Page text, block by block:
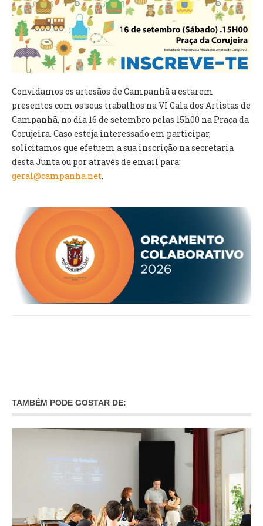
VÍDEOS
AUTARQUIA
CONSTITUIÇÃO
PRESIDENTE
EXECUTIVO E PELOUROS
ASSEMBLEIA DE FREGUESIA
GRAVAÇÕES DAS REUNIÕES PÚBLICAS DO EXECUTIVO
DOCUMENTOS
EDITAIS
REGULAMENTOS E TAXAS
PLANO E ORÇAMENTO
RELATÓRIO E CONTAS
INVENTÁRIO
RECRUTAMENTO PESSOAL
CÓDIGO DE CONDUTA
RECENSEAMENTO ELEITORAL
EMPREGO (GIP)
Convidamos os artesãos de Campanhã a estarem
presentes com os seus trabalhos na VI Gala dos Artistas de
Campanhã, no dia 16 de setembro pelas 15h00 na Praça da
Corujeira. Caso esteja interessado em participar,
solicitamos que efetuem a sua inscrição na secretaria
desta Junta ou por através de email para:
geral@campanha.net.
TAMBÉM PODE GOSTAR DE: